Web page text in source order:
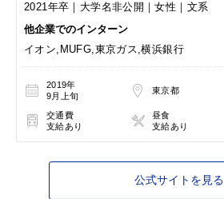
2021年卒｜大学名非公開｜女性｜文系
他企業でのインターン
イオン,MUFG,東京ガス,横浜銀行
2019年
9月上旬
東京都
交通費
支給あり
昼食
支給あり
公式サイトを見る